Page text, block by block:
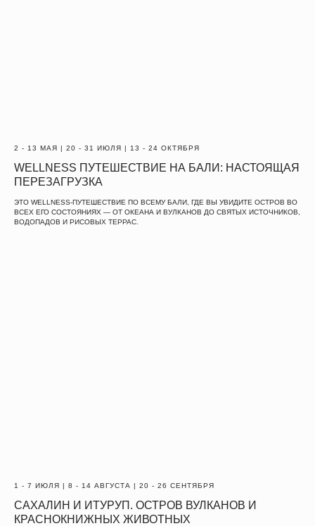
2 - 13 МАЯ | 20 - 31 ИЮЛЯ | 13 - 24 ОКТЯБРЯ
WELLNESS ПУТЕШЕСТВИЕ НА БАЛИ: НАСТОЯЩАЯ
ПЕРЕЗАГРУЗКА
ЭТО WELLNESS-ПУТЕШЕСТВИЕ ПО ВСЕМУ БАЛИ, ГДЕ ВЫ УВИДИТЕ ОСТРОВ ВО
ВСЕХ ЕГО СОСТОЯНИЯХ — ОТ ОКЕАНА И ВУЛКАНОВ ДО СВЯТЫХ ИСТОЧНИКОВ,
ВОДОПАДОВ И РИСОВЫХ ТЕРРАС.
1 - 7 ИЮЛЯ | 8 - 14 АВГУСТА | 20 - 26 СЕНТЯБРЯ
САХАЛИН И ИТУРУП. ОСТРОВ ВУЛКАНОВ И
КРАСНОКНИЖНЫХ ЖИВОТНЫХ